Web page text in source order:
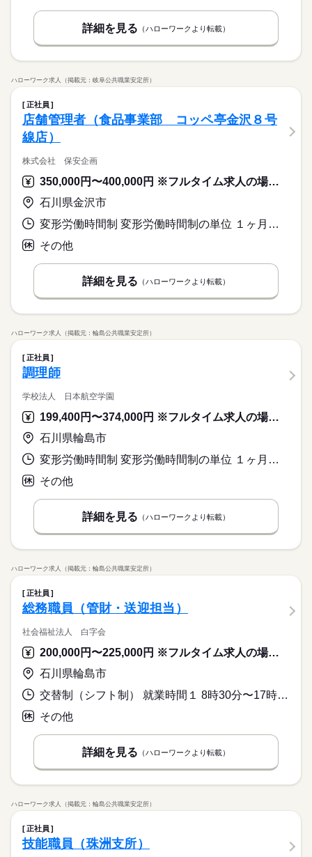
詳細を見る （ハローワークより転載）
ハローワーク求人（掲載元：岐阜公共職業安定所）
正社員
店舗管理者（食品事業部 コッペ亭金沢８号
線店）
株式会社 保安企画
350,000円〜400,000円 ※フルタイム求人の場合は月額（換算額）、パート求人の場合は時間額を表示しています。
石川県金沢市
変形労働時間制 変形労働時間制の単位 １ヶ月単位 又は 3時00分〜19時00分の時間の間の8時間 就業時間に関する特記事項 シフトによる
その他
詳細を見る （ハローワークより転載）
ハローワーク求人（掲載元：輪島公共職業安定所）
正社員
調理師
学校法人 日本航空学園
199,400円〜374,000円 ※フルタイム求人の場合は月額（換算額）、パート求人の場合は時間額を表示しています。
石川県輪島市
変形労働時間制 変形労働時間制の単位 １ヶ月単位 就業時間１ 5時30分〜19時30分 就業時間２ 6時00分〜20時00分 就業時間３ 7時30分〜20時00分 就業時間に関する特記事項 ・休憩時間 ９：００～１０：００、１４：００～１６：００
その他
詳細を見る （ハローワークより転載）
ハローワーク求人（掲載元：輪島公共職業安定所）
正社員
総務職員（管財・送迎担当）
社会福祉法人 白字会
200,000円〜225,000円 ※フルタイム求人の場合は月額（換算額）、パート求人の場合は時間額を表示しています。
石川県輪島市
交替制（シフト制） 就業時間１ 8時30分〜17時30分 就業時間に関する特記事項 ・交替制（シフト）により休日当番（日直）あり。
その他
詳細を見る （ハローワークより転載）
ハローワーク求人（掲載元：輪島公共職業安定所）
正社員
技能職員（珠洲支所）